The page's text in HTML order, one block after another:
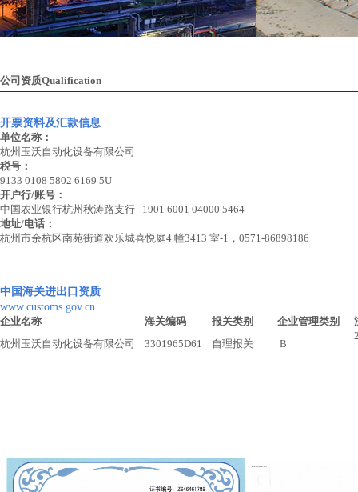
公司资质Qualification
开票资料及汇款信息
单位名称 ：
杭州玉沃自动化设备有限公司
税号：
9133 0108 5802 6169 5U
开户行/账号：
中国农业银行杭州秋涛路支行 1901 6001 04000 5464
地址/电话：
杭州市余杭区南苑街道欢乐城喜悦庭4 幢3413 室-1，0571-86898186
中国海关进出口资质
www.customs.gov.cn
企业名称
海关编码 报关类别 企业管理类别
杭州玉沃自动化设备有限公司
3301965D61 自理报关 B